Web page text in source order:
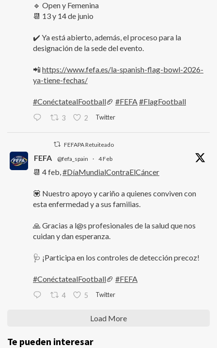
🔹 Open y Femenina
📆 13 y 14 de junio
✔️ Ya está abierto, además, el proceso para la
designación de la sede del evento.
📲 https://www.fefa.es/la-spanish-flag-bowl-2026-
ya-tiene-fechas/
#ConéctatealFootball🏈 #FEFA#FlagFootball
3 2 Twitter
FEFAPA Retuiteado
FEFA @fefa_spain · 4 Feb
📆 4 feb,#DíaMundialContraElCáncer
💟 Nuestro apoyo y cariño a quienes conviven con
esta enfermedad y a sus familias.
🙏 Gracias a l@s profesionales de la salud que nos
cuidan y dan esperanza.
🩺 ¡Participa en los controles de detección precoz!
#ConéctatealFootball🏈 #FEFA
4 5 Twitter
Load More
Te pueden interesar